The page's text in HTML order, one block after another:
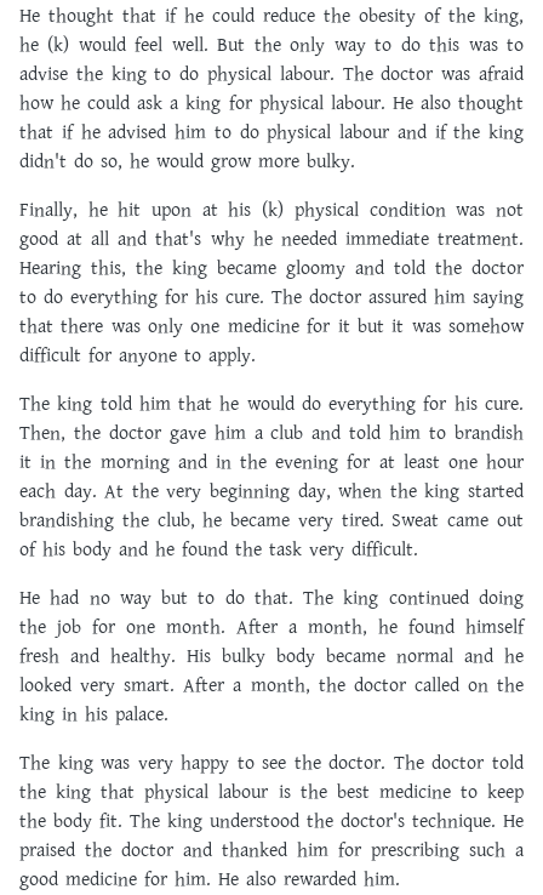
He thought that if he could reduce the obesity of the king,
he (k) would feel well. But the only way to do this was to
advise the king to do physical labour. The doctor was afraid
how he could ask a king for physical labour. He also thought
that if he advised him to do physical labour and if the king
didn't do so, he would grow more bulky.
Finally, he hit upon at his (k) physical condition was not
good at all and that's why he needed immediate treatment.
Hearing this, the king became gloomy and told the doctor
to do everything for his cure. The doctor assured him saying
that there was only one medicine for it but it was somehow
difficult for anyone to apply.
The king told him that he would do everything for his cure.
Then, the doctor gave him a club and told him to brandish
it in the morning and in the evening for at least one hour
each day. At the very beginning day, when the king started
brandishing the club, he became very tired. Sweat came out
of his body and he found the task very difficult.
He had no way but to do that. The king continued doing
the job for one month. After a month, he found himself
fresh and healthy. His bulky body became normal and he
looked very smart. After a month, the doctor called on the
king in his palace.
The king was very happy to see the doctor. The doctor told
the king that physical labour is the best medicine to keep
the body fit. The king understood the doctor's technique. He
praised the doctor and thanked him for prescribing such a
good medicine for him. He also rewarded him.